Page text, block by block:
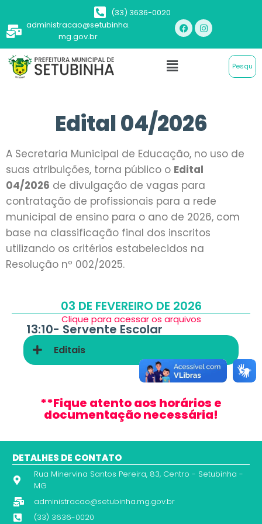
(33) 3636-0020
administracao@setubinha.
mg.gov.br
Edital 04/2026
A Secretaria Municipal de Educação, no uso de
suas atribuições, torna público o Edital
04/2026 de divulgação de vagas para
contratação de profissionais para a rede
municipal de ensino para o ano de 2026, com
base na classificação final dos inscritos
utilizando os critérios estabelecidos na
Resolução nº 002/2025.
03 DE FEVEREIRO DE 2026
Clique para acessar os arquivos
13:10- Servente Escolar
Editais
**Fique atento aos horários e
documentação necessária!
DETALHES DE CONTATO
Rua Minervina Santos Pereira, 83, Centro - Setubinha -
MG
administracao@setubinha.mg.gov.br
(33) 3636-0020